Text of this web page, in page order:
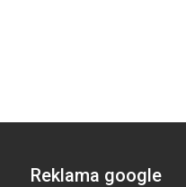
Reklama google